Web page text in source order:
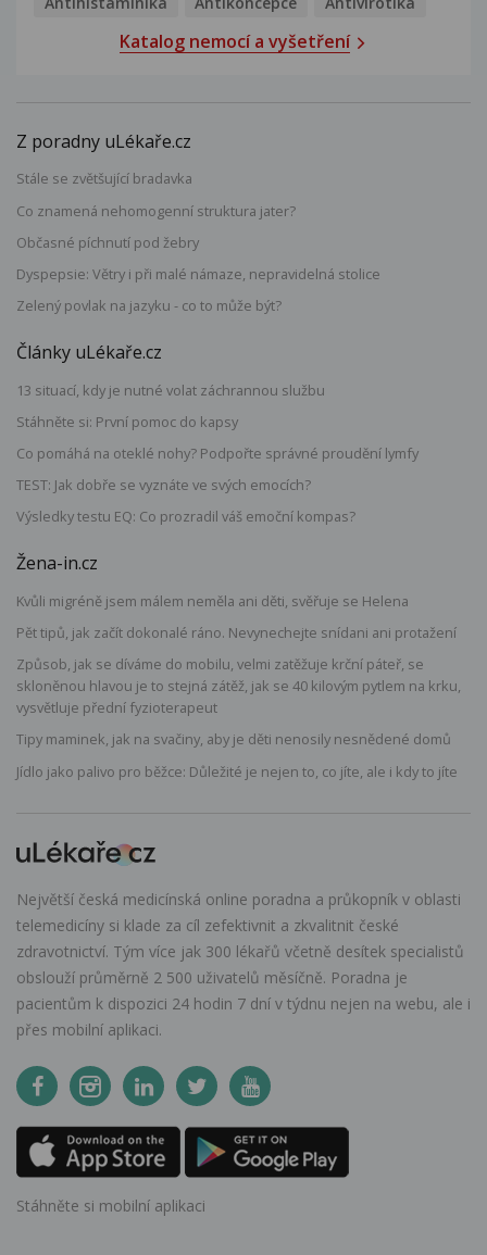
Katalog nemocí a vyšetření
Z poradny uLékaře.cz
Stále se zvětšující bradavka
Co znamená nehomogenní struktura jater?
Občasné píchnutí pod žebry
Dyspepsie: Větry i při malé námaze, nepravidelná stolice
Zelený povlak na jazyku - co to může být?
Články uLékaře.cz
13 situací, kdy je nutné volat záchrannou službu
Stáhněte si: První pomoc do kapsy
Co pomáhá na oteklé nohy? Podpořte správné proudění lymfy
TEST: Jak dobře se vyznáte ve svých emocích?
Výsledky testu EQ: Co prozradil váš emoční kompas?
Žena-in.cz
Kvůli migréně jsem málem neměla ani děti, svěřuje se Helena
Pět tipů, jak začít dokonalé ráno. Nevynechejte snídani ani protažení
Způsob, jak se díváme do mobilu, velmi zatěžuje krční páteř, se
skloněnou hlavou je to stejná zátěž, jak se 40 kilovým pytlem na krku,
vysvětluje přední fyzioterapeut
Tipy maminek, jak na svačiny, aby je děti nenosily nesnědené domů
Jídlo jako palivo pro běžce: Důležité je nejen to, co jíte, ale i kdy to jíte
Největší česká medicínská online poradna a průkopník v oblasti
telemedicíny si klade za cíl zefektivnit a zkvalitnit české
zdravotnictví. Tým více jak 300 lékařů včetně desítek specialistů
obslouží průměrně 2 500 uživatelů měsíčně. Poradna je
pacientům k dispozici 24 hodin 7 dní v týdnu nejen na webu, ale i
přes mobilní aplikaci.
Stáhněte si mobilní aplikaci